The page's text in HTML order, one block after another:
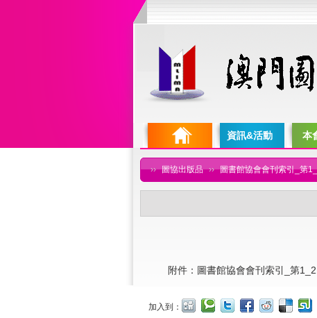
資訊&活動 本
›› 圖協出版品 ›› 圖書館協會會刊索引_第
附件： 圖書館協會會刊索引_第
加入到：